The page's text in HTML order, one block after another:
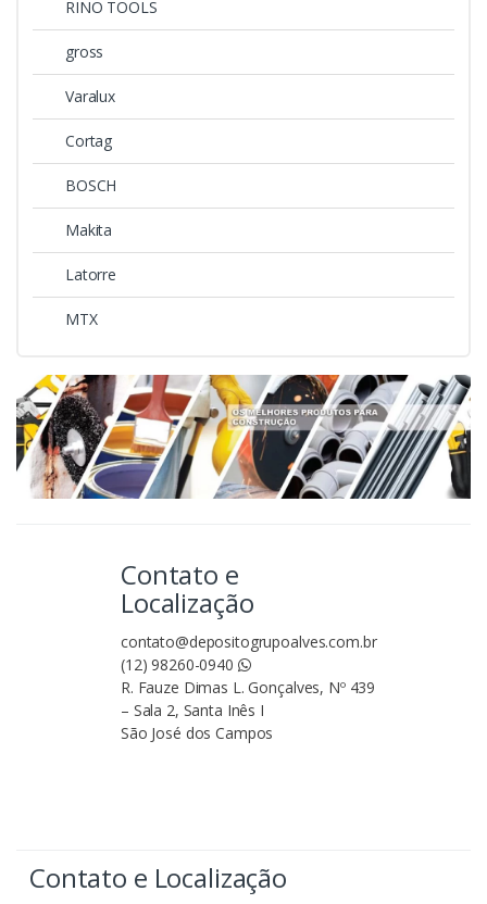
RINO TOOLS
gross
Varalux
Cortag
BOSCH
Makita
Latorre
MTX
Contato e
Localização
contato@depositogrupoalves.com.br
(12) 98260-0940
R. Fauze Dimas L. Gonçalves, Nº 439
– Sala 2, Santa Inês I
São José dos Campos
Contato e Localização